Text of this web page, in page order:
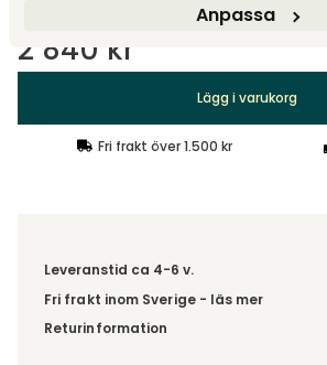
Anpassa
2 840 kr
Lägg i varukorg
Fri frakt över 1.500 kr
Leveranstid ca 4-6 v.
Fri frakt inom Sverige - läs mer
Denna vara skickas till ett ombud. Du
Returinformation